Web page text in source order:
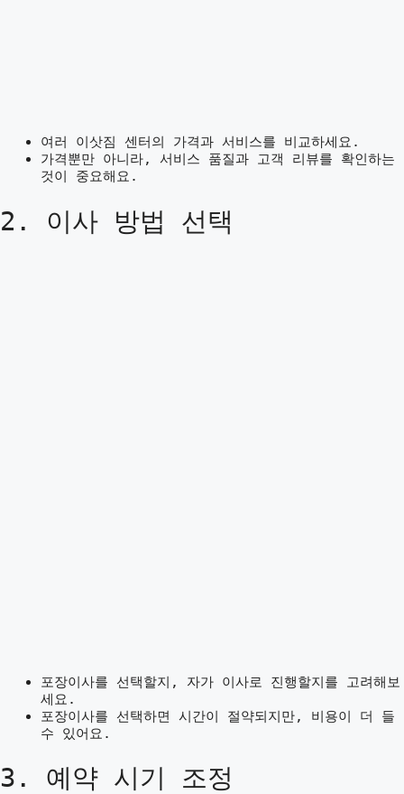
여러 이삿짐 센터의 가격과 서비스를 비교하세요.
가격뿐만 아니라, 서비스 품질과 고객 리뷰를 확인하는
것이 중요해요.
2. 이사 방법 선택
포장이사를 선택할지, 자가 이사로 진행할지를 고려해보
세요.
포장이사를 선택하면 시간이 절약되지만, 비용이 더 들
수 있어요.
3. 예약 시기 조정